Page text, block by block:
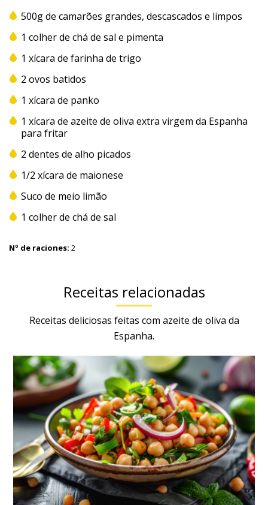
500g de camarões grandes, descascados e limpos
1 colher de chá de sal e pimenta
1 xícara de farinha de trigo
2 ovos batidos
1 xícara de panko
1 xícara de azeite de oliva extra virgem da Espanha
para fritar
2 dentes de alho picados
1/2 xícara de maionese
Suco de meio limão
1 colher de chá de sal
Nº de raciones: 2
Receitas relacionadas
Receitas deliciosas feitas com azeite de oliva da
Espanha.